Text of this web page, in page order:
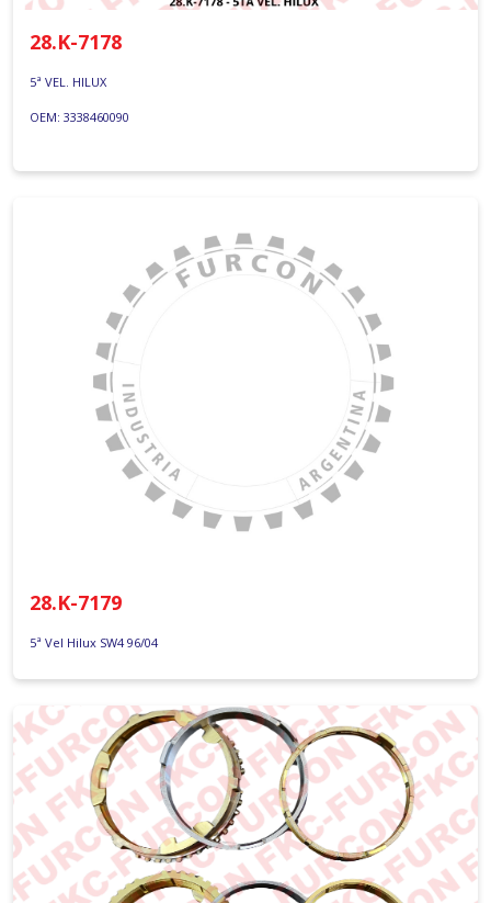
28.K-7178
5ª VEL. HILUX
OEM: 3338460090
28.K-7179
5ª Vel Hilux SW4 96/04